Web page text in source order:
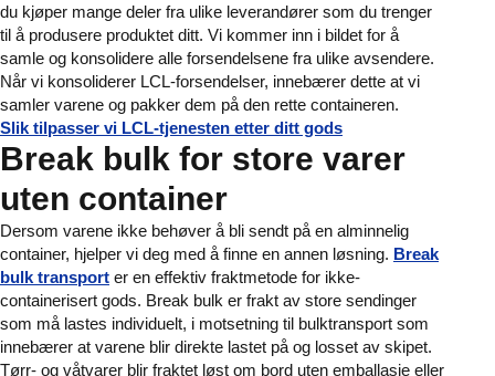
du kjøper mange deler fra ulike leverandører som du trenger
til å produsere produktet ditt. Vi kommer inn i bildet for å
samle og konsolidere alle forsendelsene fra ulike avsendere.
Når vi konsoliderer LCL-forsendelser, innebærer dette at vi
samler varene og pakker dem på den rette containeren.
Slik tilpasser vi LCL-tjenesten etter ditt gods
Break bulk for store varer
uten container
Dersom varene ikke behøver å bli sendt på en alminnelig
container, hjelper vi deg med å finne en annen løsning. Break
bulk transport er en effektiv fraktmetode for ikke-
containerisert gods. Break bulk er frakt av store sendinger
som må lastes individuelt, i motsetning til bulktransport som
innebærer at varene blir direkte lastet på og losset av skipet.
Tørr- og våtvarer blir fraktet løst om bord uten emballasje eller